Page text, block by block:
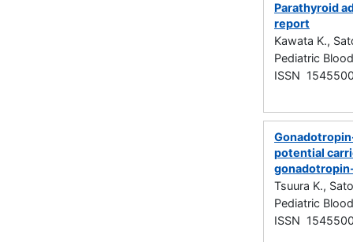
Parathyroid
report
Kawata K.,
Pediatric
ISSN
potential
Tsuura K.,
Pediatric
ISSN